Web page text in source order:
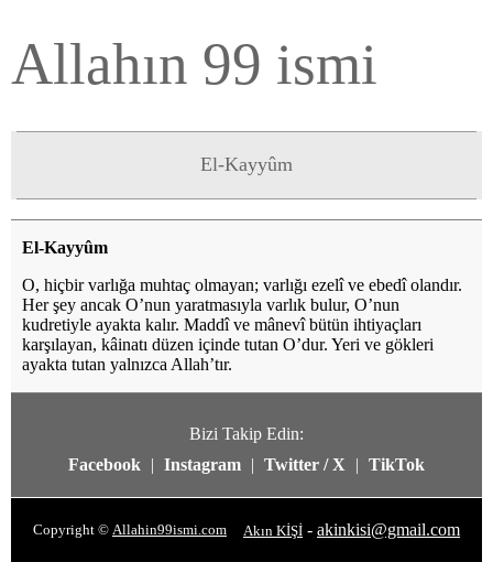
Allahın 99 ismi
El-Kayyûm
El-Kayyûm
O, hiçbir varlığa muhtaç olmayan; varlığı ezelî ve ebedî olandır.
Her şey ancak O’nun yaratmasıyla varlık bulur, O’nun
kudretiyle ayakta kalır. Maddî ve mânevî bütün ihtiyaçları
karşılayan, kâinatı düzen içinde tutan O’dur. Yeri ve gökleri
ayakta tutan yalnızca Allah’tır.
Bizi Takip Edin:
Facebook | Instagram | Twitter / X | TikTok
Copyright © Allahin99ismi.com Akın KİŞİ - akinkisi@gmail.com